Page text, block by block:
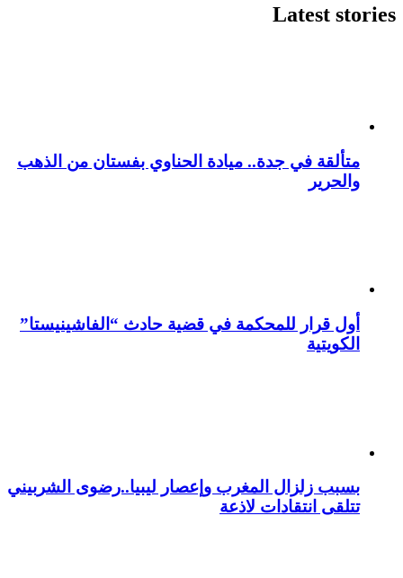
Latest stories
متألقة في جدة.. ميادة الحناوي بفستان من الذهب
والحرير
أول قرار للمحكمة في قضية حادث “الفاشينيستا”
الكويتية
بسبب زلزال المغرب وإعصار ليبيا..رضوى الشربيني
تتلقى انتقادات لاذعة